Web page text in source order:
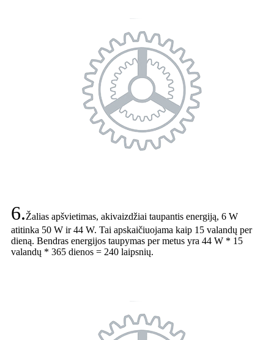
6.Žalias apšvietimas, akivaizdžiai taupantis energiją, 6 W
atitinka 50 W ir 44 W. Tai apskaičiuojama kaip 15 valandų per
dieną. Bendras energijos taupymas per metus yra 44 W * 15
valandų * 365 dienos = 240 laipsnių.